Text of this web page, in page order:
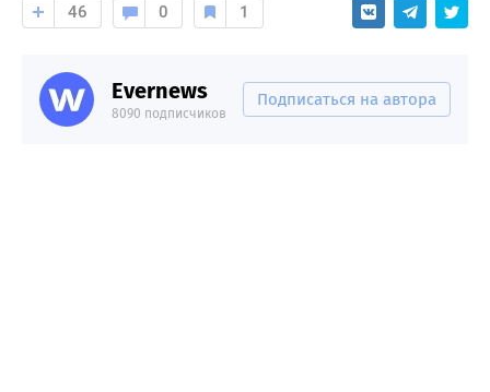
46 0 1
Evernews
8090 подписчиков
Подписаться на автора